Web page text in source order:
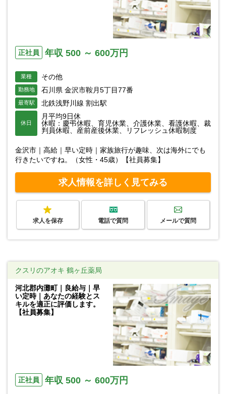
正社員 年収 500 ～ 600万円
業種 その他
勤務地 石川県 金沢市鞍月5丁目77番
最寄駅 北鉄浅野川線 割出駅
休日
月平均9日休
休暇：慶弔休暇、育児休業、介護休業、看護休暇、裁
判員休暇、産前産後休業、リフレッシュ休暇制度
金沢市｜高給｜早い定時｜家族旅行が趣味、次は海外にでも
行きたいですね。（女性・45歳）【社員募集】
求人情報を詳しく見てみる
求人を保存 電話で質問 メールで質問
クスリのアオキ 鶴ヶ丘薬局
河北郡内灘町｜良給与｜早
い定時｜あなたの経験とス
キルを適正に評価します。
【社員募集】
正社員 年収 500 ～ 600万円